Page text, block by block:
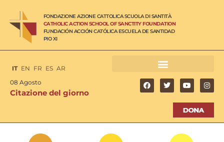
FONDAZIONE AZIONE CATTOLICA SCUOLA DI SANTITÀ
CATHOLIC ACTION SCHOOL OF SANCTITY FOUNDATION
FUNDACIÓN ACCIÓN CATÓLICA ESCUELA DE SANTIDAD
PIO XI
IT EN FR ES AR
08 Agosto
Citazione del giorno